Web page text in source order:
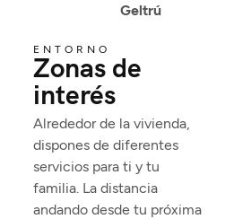
Geltrú
ENTORNO
Zonas de
interés
Alrededor de la vivienda,
dispones de diferentes
servicios para ti y tu
familia. La distancia
andando desde tu próxima